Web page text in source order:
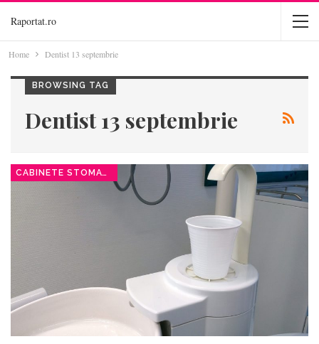
Raportat.ro
Home Dentist 13 septembrie
BROWSING TAG
Dentist 13 septembrie
CABINETE STOMATOLOGICE